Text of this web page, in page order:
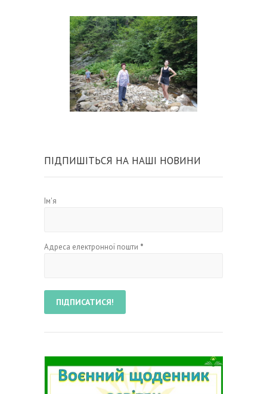
ПІДПИШІТЬСЯ НА НАШІ НОВИНИ
Ім'я
Адреса електронної пошти *